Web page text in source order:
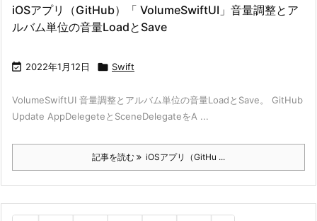
iOSアプリ（GitHub）「 VolumeSwiftUI」音量調整とア
ルバム単位の音量LoadとSave
 2022年1月12日  Swift
VolumeSwiftUI 音量調整とアルバム単位の音量LoadとSave。 GitHub
Update AppDelegeteとSceneDelegateをA ...
記事を読む iOSアプリ（GitHu ...